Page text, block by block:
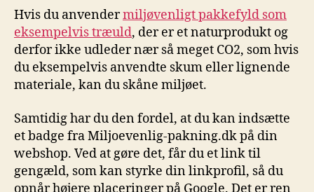
Hvis du anvendermiljøvenligt pakkefyld som
eksempelvis træuld, der er et naturprodukt og
derfor ikke udleder nær så meget CO2, som hvis
du eksempelvis anvendte skum eller lignende
materiale, kan du skåne miljøet.
Samtidig har du den fordel, at du kan indsætte
et badge fra Miljoevenlig-pakning.dk på din
webshop. Ved at gøre det, får du et link til
gengæld, som kan styrke din linkprofil, så du
opnår højere placeringer på Google. Det er ren